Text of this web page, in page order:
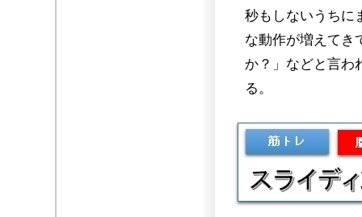
秒もしないうちに
な動作が増えてき
か？」などと言わ
る。